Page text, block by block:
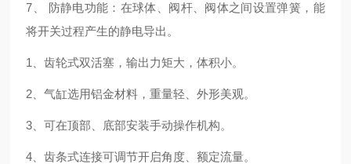
7、 防静电功能：在球体、阀杆、阀体之间设置弹簧，能
将开关过程产生的静电导出。
1、齿轮式双活塞，输出力矩大，体积小。
2、气缸选用铝金材料，重量轻、外形美观。
3、可在顶部、底部安装手动操作机构。
4、齿条式连接可调节开启角度、额定流量。